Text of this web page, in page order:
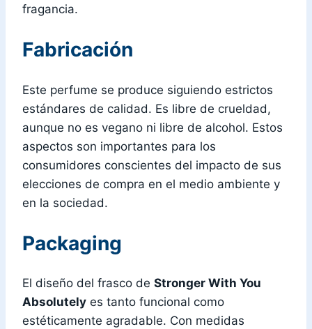
fragancia.
Fabricación
Este perfume se produce siguiendo estrictos
estándares de calidad. Es libre de crueldad,
aunque no es vegano ni libre de alcohol. Estos
aspectos son importantes para los
consumidores conscientes del impacto de sus
elecciones de compra en el medio ambiente y
en la sociedad.
Packaging
El diseño del frasco de Stronger With You
Absolutely es tanto funcional como
estéticamente agradable. Con medidas